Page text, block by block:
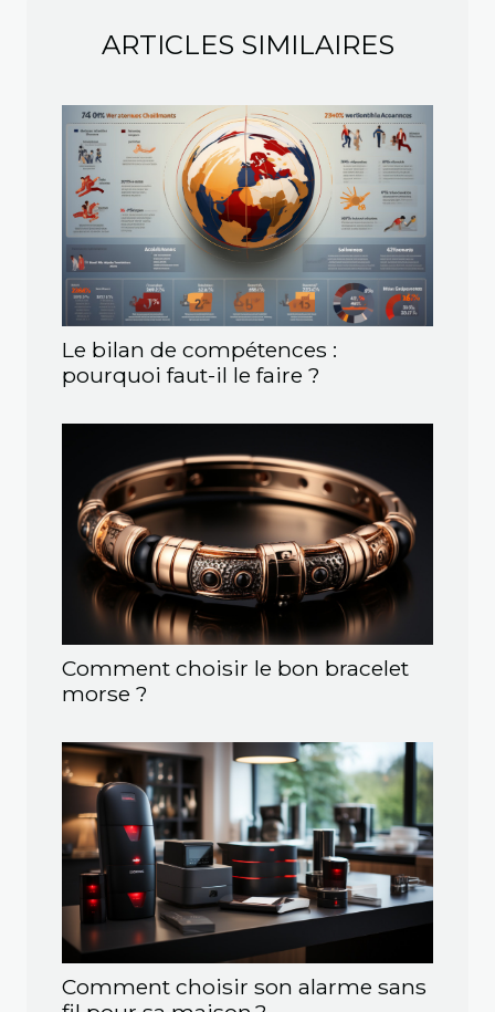
ARTICLES SIMILAIRES
Le bilan de compétences :
pourquoi faut-il le faire ?
Comment choisir le bon bracelet
morse ?
Comment choisir son alarme sans